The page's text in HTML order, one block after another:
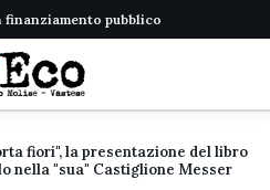
finanziamento pubblico
fiori", la presentazione del libro
nella "sua" Castiglione Messer